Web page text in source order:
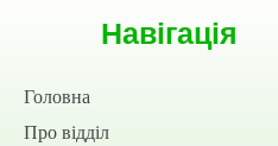
Навігація
Головна
Про відділ